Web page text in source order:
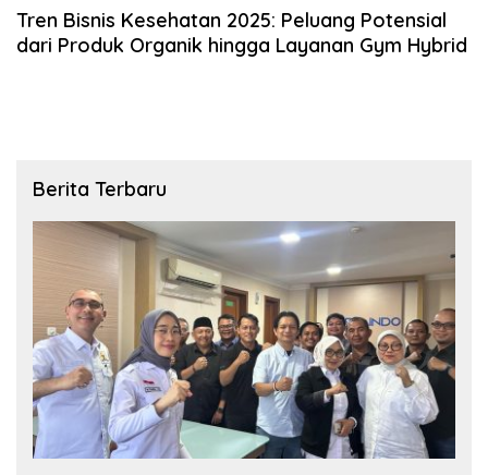
Tren Bisnis Kesehatan 2025: Peluang Potensial
dari Produk Organik hingga Layanan Gym Hybrid
Berita Terbaru